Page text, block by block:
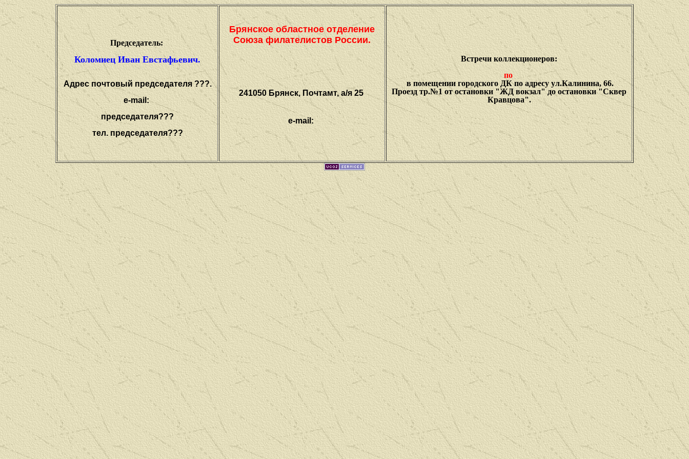
Председатель:
Коломиец Иван Евстафьевич.
Адрес почтовый председателя ???.
e-mail:
председателя???
тел.председателя???
Брянское областное отделение
Союза филателистов России.
241050 Брянск, Почтамт, а/я 25
e-mail:
Встречи коллекционеров:
по
в помещении городского ДК по адресу ул.Калинина, 66.
Проезд тр.№1 от остановки "ЖД вокзал" до остановки "Сквер
Кравцова".